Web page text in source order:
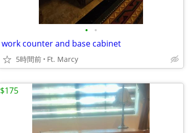
• •
work counter and base cabinet
5時間前 Ft. Marcy
$175